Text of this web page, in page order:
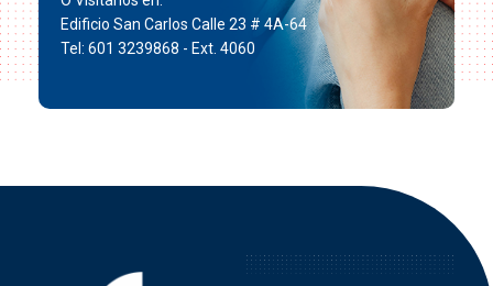
Edificio San Carlos Calle 23 # 4A-64
Tel: 601 3239868 - Ext. 4060